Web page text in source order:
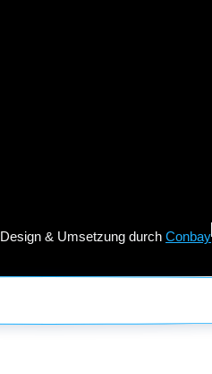
Design & Umsetzung durch Conbay